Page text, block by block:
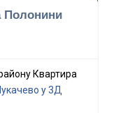
Полонини
Квартира
у 3Д